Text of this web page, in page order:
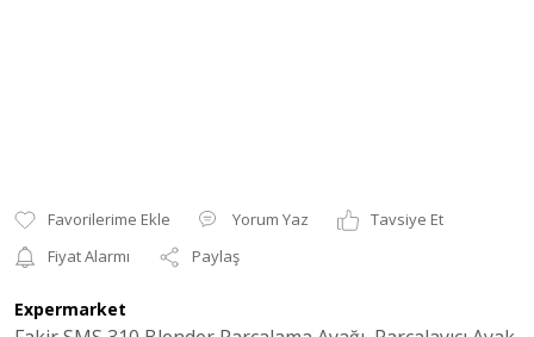
Yorum Yaz
Tavsiye Et
Fiyat Alarmı
Paylaş
Expermarket